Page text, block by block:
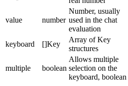
value number
Number, usually
used in the chat
evaluation
keyboard []Key
Array of Key
structures
multiple boolean
Allows multiple
selection on the
keyboard, boolean